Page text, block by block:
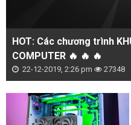
HOT: Các chương trình
COMPUTER 🔥 🔥 🔥
22-12-2019, 2:26 pm 27348